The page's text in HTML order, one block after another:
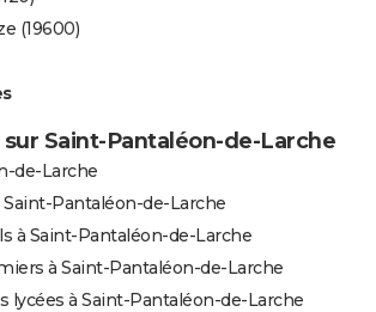
(19600)
sur Saint-Pantaléon-de-Larche
de-Larche
Saint-Pantaléon-de-Larche
à Saint-Pantaléon-de-Larche
à Saint-Pantaléon-de-Larche
lycées à Saint-Pantaléon-de-Larche